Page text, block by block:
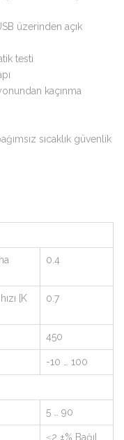
üzerinden açık
testi
kaçınma
sıcaklık güvenlik
0.4
[K
0.7
450
-10 … 100
5 … 90
≤2 ±% Bağıl